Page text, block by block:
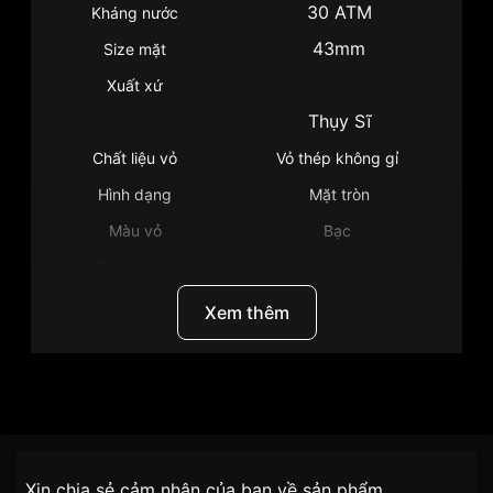
Kháng nước 30 ATM
Size mặt 43mm
Xuất xứ
Thụy Sĩ
Chất liệu vỏ
Vỏ thép không gỉ
Hình dạng
Mặt tròn
Màu vỏ
Bạc
Mặt xanh lục
Xem thêm